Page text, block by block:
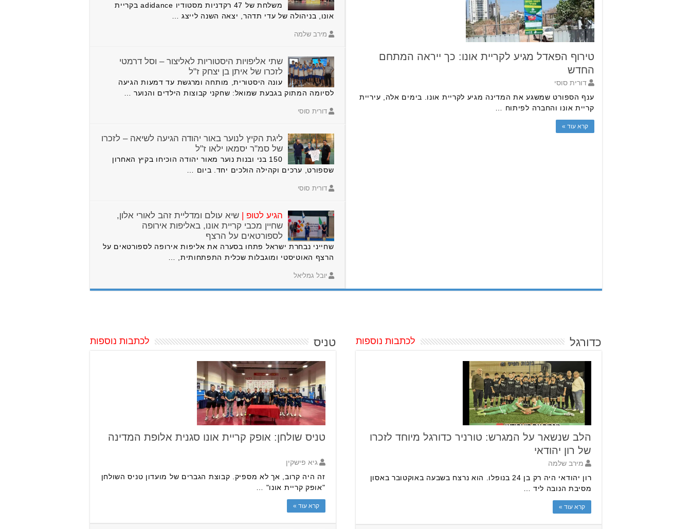
טירוף הפאדל מגיע לקריית אונו: כך ייראה המתחם
החדש
דורית סוסי
ענף הספורט שמשגע את המדינה מגיע לקריית אונו. בימים אלה, עיריית
קריית אונו והחברה לפיתוח …
קרא עוד »
משלחת של 47 רקדניות מסטודיו adidance בקריית
אונו, בניהולה של עדי תדהר, יצאה השנה לייצג …
מירב שלמה
שתי אליפויות היסטוריות לאליצור – וסל דרמטי
לזכרו של איתן בן יצחק ז"ל
עונה היסטורית, מותחה ומרגשת עד דמעות הגיעה
לסיומה המתוק בגבעת שמואל: שחקני קבוצות הילדים והנוער …
דורית סוסי
ליגת הקיץ לנוער באור יהודה הגיעה לשיאה – לזכרו
של סמ"ר יסמאו ילאו ז"ל
150 בני ובנות נוער מאור יהודה הוכיחו בקיץ האחרון
שספורט, ערכים וקהילה הולכים יחד. ביום …
דורית סוסי
הגיע לטופ |שיא עולם ומדליית זהב לאורי אלון,
שחיין מכבי קריית אונו, באליפות אירופה
לספורטאים על הרצף
שחייני נבחרת ישראל פתחו בסערה את אליפות אירופה לספורטאים על
הרצף האוטיסטי ומוגבלות שכלית התפתחותית, …
יובל גמליאל
טניס לכתבות נוספות
טניס שולחן: אופק קריית אונו סגנית אלופת המדינה
גיא פישקין
זה היה קרוב, אך לא מספיק. קבוצת הגברים של מועדון טניס השולחן
"אופק קריית אונו" …
קרא עוד »
כדורגל לכתבות נוספות
הלב שנשאר על המגרש: טורניר כדורגל מיוחד לזכרו
של רון יהודאי
מירב שלמה
רון יהודאי היה רק בן 24 בנופלו. הוא נרצח בשבעה באוקטובר באסון
מסיבת הנובה ליד …
קרא עוד »